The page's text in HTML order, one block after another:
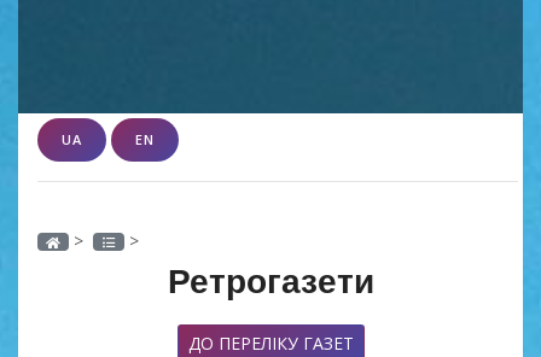
UA EN
> >
Ретрогазети
ДО ПЕРЕЛІКУ ГАЗЕТ